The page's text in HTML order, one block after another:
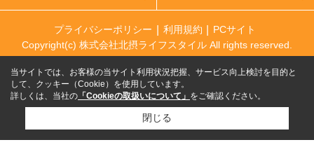
プライバシーポリシー 利用規約
PCサイト
Copyright(c) 株式会社北摂ライフスタイル All rights reserved.
当サイトでは、お客様の当サイト利用状況把握、サービス向上検討を目的と
して、クッキー（Cookie）を使用しています。
詳しくは、当社の 「Cookieの取扱いについて」 をご確認ください。
閉じる